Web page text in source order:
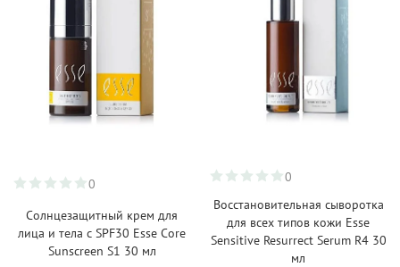
0
Солнцезащитный крем для
лица и тела с SPF30 Esse Core
Sunscreen S1 30 мл
0
Восстановительная сыворотка
для всех типов кожи Esse
Sensitive Resurrect Serum R4 30
мл